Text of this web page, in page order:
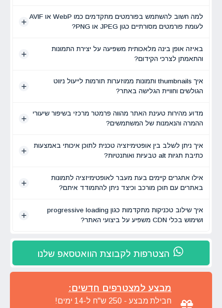
למה חשוב להשתמש בפורמטים מתקדמים כמו WebP או AVIF
לעומת פורמטים מסורתיים כגון JPEG או PNG?
באיזה אופן בינה מלאכותית משפיעה על יצירת התמונות
והתאמתן לצרכי הקידום?
איך thumbnails ותמונות ממוזערות תורמות לייעול ניווט
הגולשים וחוויית הגלישה באתר?
מדוע מהירות טעינת האתר מהווה פרמטר מרכזי בשיפור שיעורי
ההמרה והנאמנות של המשתמשים?
איך ניתן לשלב בין אופטימיזציה טכנית לתוכן איכותי באמצעות
כתיבת תגיות alt טבעיות ואותנטיות?
אילו אתגרים קיימים בעת מעבר לאופטימיזציה לתמונות
באתרים עם תוכן מורכב וכיצד ניתן להתמודד איתם?
איך שילוב טכניקות מתקדמות כגון progressive loading
ושימוש בכלי CDN משפיע על ביצועי האתר?
הצטרפות לקבוצת הוואטסאפ שלנו
מבצע למצטרפים חדשים:
חבילת מבצע - 250 ש"ח ל-14 ימים!